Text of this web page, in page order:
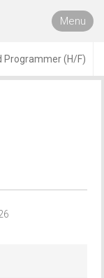
Menu
Programmer (H/F)